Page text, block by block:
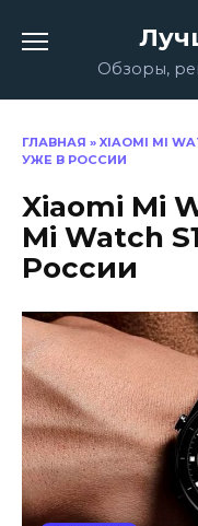
содержаниюОбзоры,
ГЛАВНАЯ » XIAOMI MI
УЖЕ В РОССИИ
Xiaomi Mi
Mi Watch
России